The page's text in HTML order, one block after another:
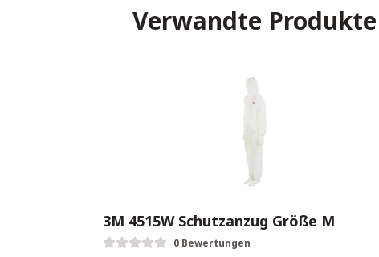
Verwandte Produkte
3M 4515W Schutzanzug Größe M
0 Bewertungen